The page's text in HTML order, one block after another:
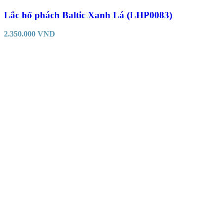
Lắc hổ phách Baltic Xanh Lá (LHP0083)
2.350.000 VND